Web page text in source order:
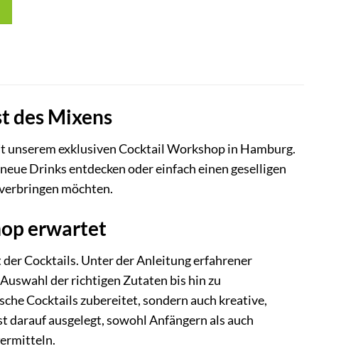
des Mixens
unserem exklusiven Cocktail Workshop in Hamburg.
Drinks entdecken oder einfach einen geselligen
möchten.
erwartet
Cocktails. Unter der Anleitung erfahrener
der richtigen Zutaten bis hin zu
Cocktails zubereitet, sondern auch kreative,
darauf ausgelegt, sowohl Anfängern als auch